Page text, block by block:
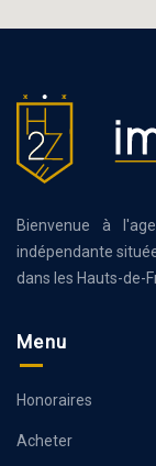
Bienvenue à
indépendante
dans les Hauts-de-
Menu
Honoraires
Acheter